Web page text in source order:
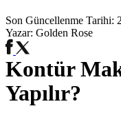
Son Güncellenme Tarihi:
Yazar: Golden Rose
Kontür
Yapılır?